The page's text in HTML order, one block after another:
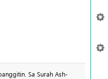
Sa Surah Ash-